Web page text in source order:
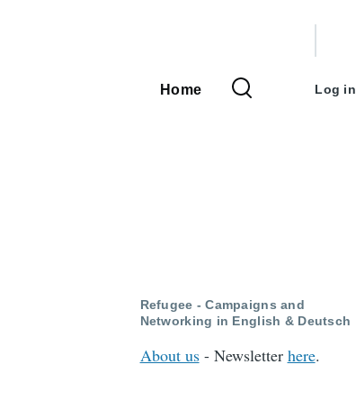
Main
Home
menu
Log in
Refugee - Campaigns and
Networking in English & Deutsch
About us- Newsletter here.